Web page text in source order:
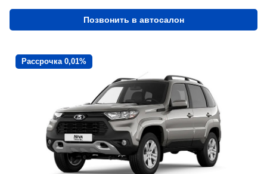
Позвонить в автосалон
Рассрочка 0,01%